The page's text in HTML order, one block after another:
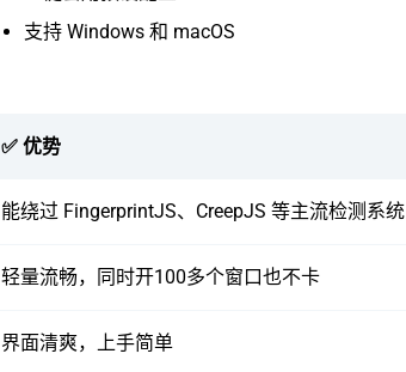
支持 Windows 和 macOS
✅ 优势
能绕过 FingerprintJS、CreepJS 等主流检测系统
轻量流畅，同时开100多个窗口也不卡
界面清爽，上手简单